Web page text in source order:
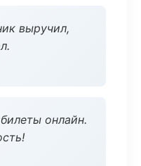
выручил,
онлайн.